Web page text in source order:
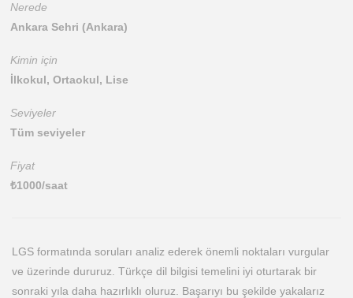
Nerede
Ankara Sehri (Ankara)
Kimin için
İlkokul, Ortaokul, Lise
Seviyeler
Tüm seviyeler
Fiyat
₺1000/saat
LGS formatında soruları analiz ederek önemli noktaları vurgular
ve üzerinde dururuz. Türkçe dil bilgisi temelini iyi oturtarak bir
sonraki yıla daha hazırlıklı oluruz. Başarıyı bu şekilde yakalarız